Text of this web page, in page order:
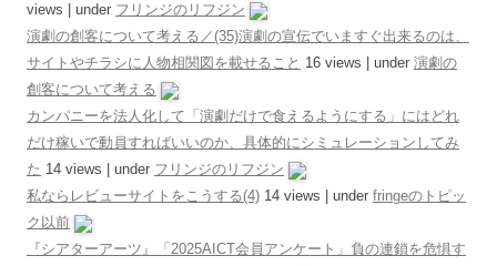
views
under フリンジのリフジン
演劇の創客について考える／(35)演劇の宣伝でいますぐ出来るのは、
サイトやチラシに人物相関図を載せること 16 views under 演劇の
創客について考える
カンパニーを法人化して「演劇だけで食えるようにする」にはどれ
だけ稼いで動員すればいいのか、具体的にシミュレーションしてみ
た 14 views under フリンジのリフジン
私ならレビューサイトをこうする(4) 14 views under fringeのトピッ
ク以前
『シアターアーツ』「2025AICT会員アンケート」負の連鎖を危惧す